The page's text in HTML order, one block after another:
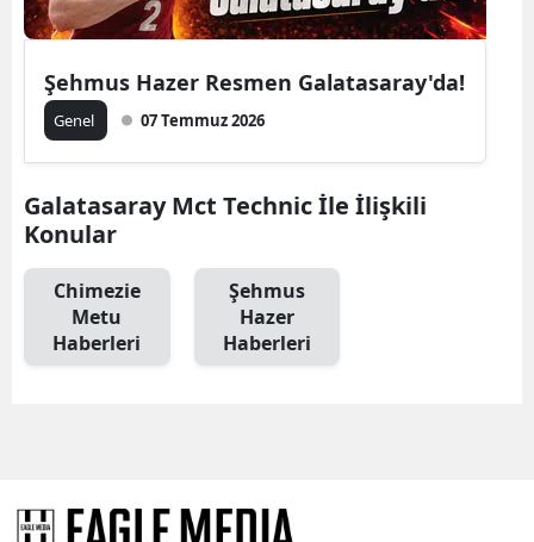
Şehmus Hazer Resmen Galatasaray'da!
Genel 07 Temmuz 2026
Galatasaray Mct Technic İle İlişkili
Konular
Chimezie
Metu
Haberleri
Şehmus
Hazer
Haberleri